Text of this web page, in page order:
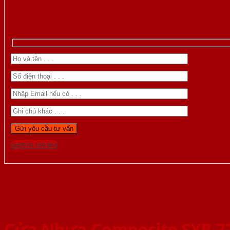
Gọi 0976.169.864